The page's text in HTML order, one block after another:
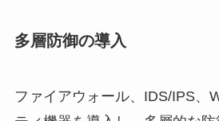
多層防御の導入
ファイアウォール、IDS/IPS、